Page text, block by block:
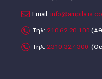
Email:
Τηλ: 210.62.20.100
Τηλ: 2310.327.300